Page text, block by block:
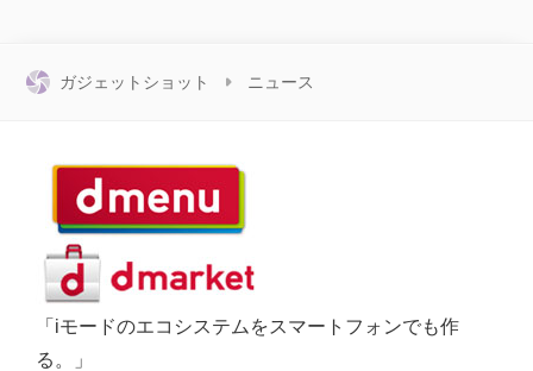
ガジェットショット ニュース
「iモードのエコシステムをスマートフォンでも作
る。」